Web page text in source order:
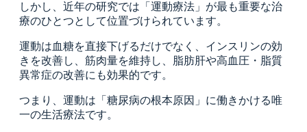
しかし、近年の研究では「運動療法」が最も重要な治
療のひとつとして位置づけられています。
運動は血糖を直接下げるだけでなく、インスリンの効
きを改善し、筋肉量を維持し、脂肪肝や高血圧・脂質
異常症の改善にも効果的です。
つまり、運動は「糖尿病の根本原因」に働きかける唯
一の生活療法です。